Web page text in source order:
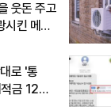
웃돈 주고
시킨 메이
로 '통
금 12%